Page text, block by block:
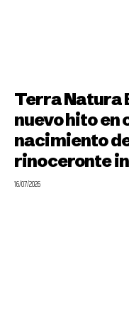
Terra Natura
nuevo hito en
nacimiento
rinoceronte
16/07/2026